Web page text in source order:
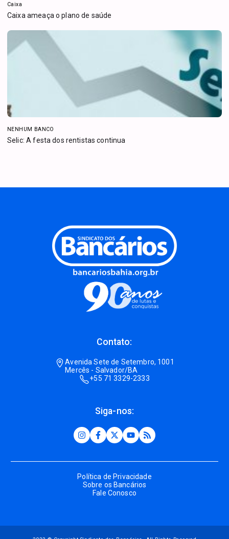
Caixa
Caixa ameaça o plano de saúde
NENHUM BANCO
Selic: A festa dos rentistas continua
Contato:
Avenida Sete de Setembro, 1001
Mercês - Salvador/BA
+55 71 3329-2333
Siga-nos:
Política de Privacidade
Sobre os Bancários
Fale Conosco